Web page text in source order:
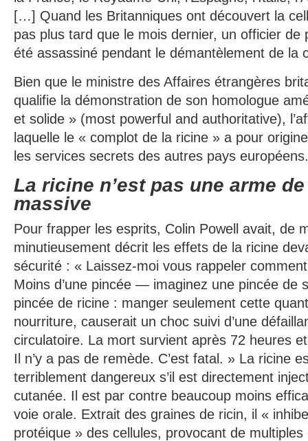
[…] Quand les Britanniques ont découvert la
pas plus tard que le mois dernier, un officier de
été assassiné pendant le démantèlement de la
Bien que le ministre des Affaires étrangères
qualifie la démonstration de son homologue
et solide » (most powerful and authoritative),
laquelle le « complot de la ricine » a pour
les services secrets des autres pays
La ricine n’est pas une arme
massive
Pour frapper les esprits, Colin Powell avait, de
minutieusement décrit les effets de la ricine
sécurité : « Laissez-moi vous rappeler
Moins d’une pincée — imaginez une pincée de
pincée de ricine : manger seulement cette
nourriture, causerait un choc suivi d’une
circulatoire. La mort survient après 72 heures et
Il n’y a pas de remède. C’est fatal. » La ricine
terriblement dangereux s’il est directement
cutanée. Il est par contre beaucoup moins
voie orale. Extrait des graines de ricin, il «
protéique » des cellules, provocant de multiples